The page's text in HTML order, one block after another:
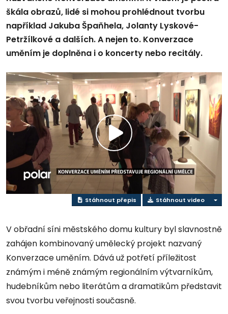
škála obrazů, lidé si mohou prohlédnout tvorbu
například Jakuba Špaňhela, Jolanty Lyskové-
Petržílkové a dalších. A nejen to. Konverzace
uměním je doplněna i o koncerty nebo recitály.
Přehrát
video
Stáhnout přepis Stáhnout video
V obřadní síni městského domu kultury byl slavnostně
zahájen kombinovaný umělecký projekt nazvaný
Konverzace uměním. Dává už potřetí příležitost
známým i méně známým regionálním výtvarníkům,
hudebníkům nebo literátům a dramatikům představit
svou tvorbu veřejnosti současně.